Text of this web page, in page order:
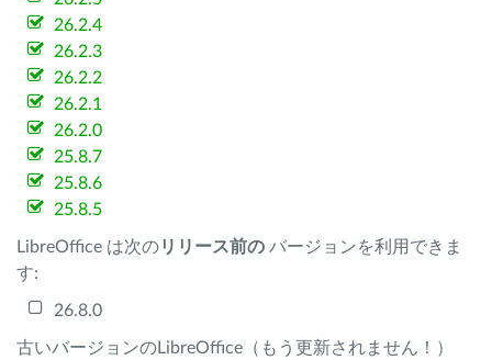
26.2.4
26.2.3
26.2.2
26.2.1
26.2.0
25.8.7
25.8.6
25.8.5
LibreOffice は次のリリース前の バージョンを利用できま
す:
26.8.0
古いバージョンのLibreOffice（もう更新されません！）